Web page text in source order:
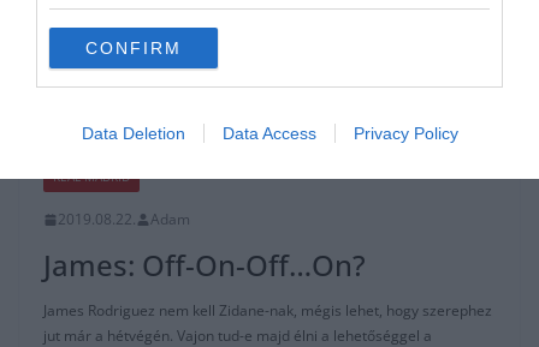
CONFIRM
Data Deletion Data Access Privacy Policy
Read More
ÁTIGAZOLÁSI HÍREK FOCI
LA LIGA
REAL MADRID
2019.08.22. Adam
James: Off-On-Off…On?
James Rodriguez nem kell Zidane-nak, mégis lehet, hogy szerephez
jut már a hétvégén. Vajon tud-e majd élni a lehetőséggel a